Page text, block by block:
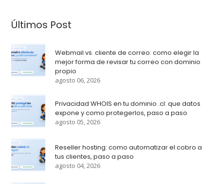
Últimos Post
Webmail vs. cliente de correo: como elegir la
mejor forma de revisar tu correo con dominio
propio
agosto 06, 2026
Privacidad WHOIS en tu dominio .cl: que datos
expone y como protegerlos, paso a paso
agosto 05, 2026
Reseller hosting: como automatizar el cobro a
tus clientes, paso a paso
agosto 04, 2026